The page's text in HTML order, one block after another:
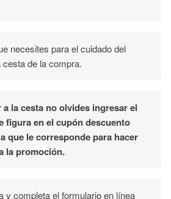
necesites para el cuidado del
cesta de la compra.
a la cesta no olvides ingresar el
figura en el cupón descuento
que le corresponde para hacer
la promoción.
y completa el formulario en línea